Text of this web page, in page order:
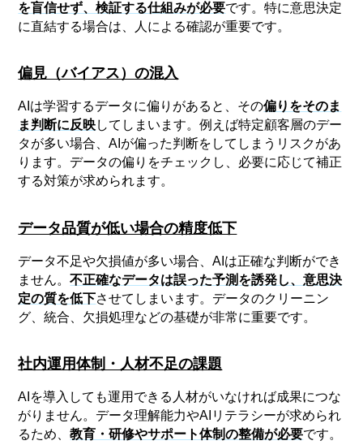
を盲信せず、検証する仕組みが必要です。特に意思決定
に直結する場合は、人による確認が重要です。
偏見（バイアス）の混入
AIは学習するデータに偏りがあると、その偏りをそのま
ま判断に反映してしまいます。例えば特定顧客層のデー
タが多い場合、AIが偏った判断をしてしまうリスクがあ
ります。データの偏りをチェックし、必要に応じて補正
する対策が求められます。
データ品質が低い場合の精度低下
データ不足や欠損値が多い場合、AIは正確な判断ができ
ません。不正確なデータは誤った予測を誘発し、意思決
定の質を低下させてしまいます。データのクリーニン
グ、統合、欠損処理などの基礎が非常に重要です。
社内運用体制・人材不足の課題
AIを導入しても運用できる人材がいなければ成果につな
がりません。データ理解能力やAIリテラシーが求められ
るため、教育・研修やサポート体制の整備が必要です。